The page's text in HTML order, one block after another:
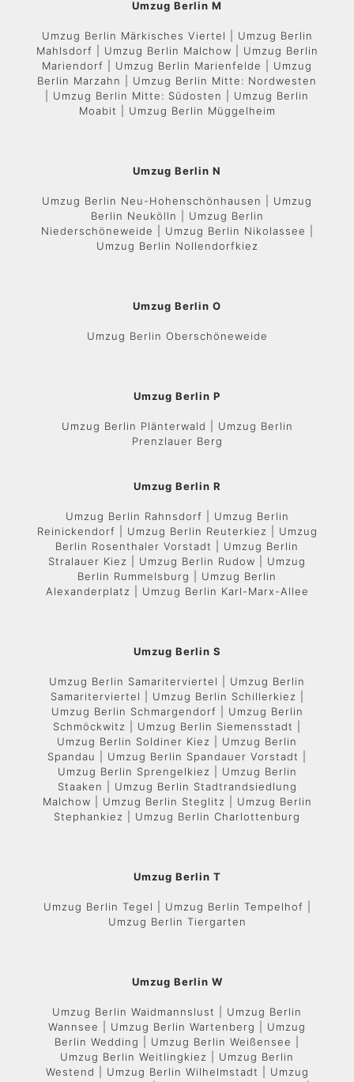
Umzug Berlin M
Umzug Berlin Märkisches Viertel | Umzug Berlin
Mahlsdorf | Umzug Berlin Malchow | Umzug Berlin
Mariendorf | Umzug Berlin Marienfelde | Umzug
Berlin Marzahn | Umzug Berlin Mitte: Nordwesten
| Umzug Berlin Mitte: Südosten | Umzug Berlin
Moabit | Umzug Berlin Müggelheim
Umzug Berlin N
Umzug Berlin Neu-Hohenschönhausen | Umzug
Berlin Neukölln | Umzug Berlin
Niederschöneweide | Umzug Berlin Nikolassee |
Umzug Berlin Nollendorfkiez
Umzug Berlin O
Umzug Berlin Oberschöneweide
Umzug Berlin P
Umzug Berlin Plänterwald | Umzug Berlin
Prenzlauer Berg
Umzug Berlin R
Umzug Berlin Rahnsdorf | Umzug Berlin
Reinickendorf | Umzug Berlin Reuterkiez | Umzug
Berlin Rosenthaler Vorstadt | Umzug Berlin
Stralauer Kiez | Umzug Berlin Rudow | Umzug
Berlin Rummelsburg | Umzug Berlin
Alexanderplatz | Umzug Berlin Karl-Marx-Allee
Umzug Berlin S
Umzug Berlin Samariterviertel | Umzug Berlin
Samariterviertel | Umzug Berlin Schillerkiez |
Umzug Berlin Schmargendorf | Umzug Berlin
Schmöckwitz | Umzug Berlin Siemensstadt |
Umzug Berlin Soldiner Kiez | Umzug Berlin
Spandau | Umzug Berlin Spandauer Vorstadt |
Umzug Berlin Sprengelkiez | Umzug Berlin
Staaken | Umzug Berlin Stadtrandsiedlung
Malchow | Umzug Berlin Steglitz | Umzug Berlin
Stephankiez | Umzug Berlin Charlottenburg
Umzug Berlin T
Umzug Berlin Tegel | Umzug Berlin Tempelhof |
Umzug Berlin Tiergarten
Umzug Berlin W
Umzug Berlin Waidmannslust | Umzug Berlin
Wannsee | Umzug Berlin Wartenberg | Umzug
Berlin Wedding | Umzug Berlin Weißensee |
Umzug Berlin Weitlingkiez | Umzug Berlin
Westend | Umzug Berlin Wilhelmstadt | Umzug